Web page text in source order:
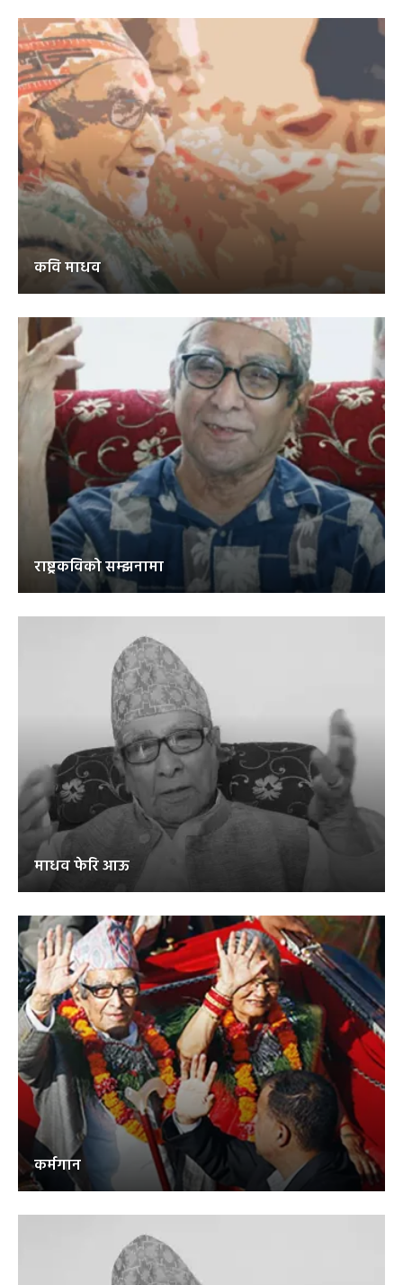
कवि माधव
राष्ट्रकविको सम्झनामा
माधव फेरि आऊ
कर्मगान